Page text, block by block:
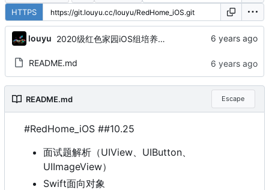
HTTPS
louyu 2020级红色家园iOS组培养计划 V1.2
README.md
README.md Escape
#RedHome_iOS ##10.25
面试题解析 （UIView、UIButton、
UIImageView）
Swift面向对象